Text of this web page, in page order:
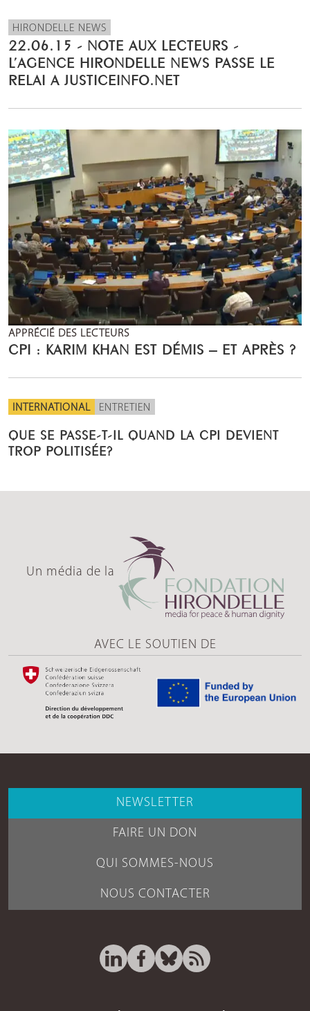
HIRONDELLE NEWS
22.06.15 - NOTE AUX LECTEURS -
L’AGENCE HIRONDELLE NEWS PASSE LE
RELAI A JUSTICEINFO.NET
APPRÉCIÉ DES LECTEURS
CPI : KARIM KHAN EST DÉMIS – ET APRÈS ?
INTERNATIONAL ENTRETIEN
QUE SE PASSE-T-IL QUAND LA CPI DEVIENT
TROP POLITISÉE?
Un média de la
AVEC LE SOUTIEN DE
NEWSLETTER
FAIRE UN DON
QUI SOMMES-NOUS
NOUS CONTACTER